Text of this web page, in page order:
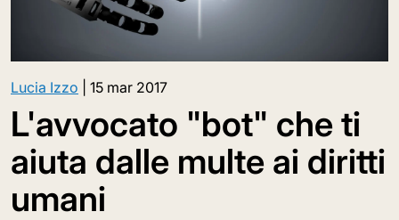
Lucia Izzo 15 mar 2017
L'avvocato "bot" che ti
aiuta dalle multe ai diritti
umani